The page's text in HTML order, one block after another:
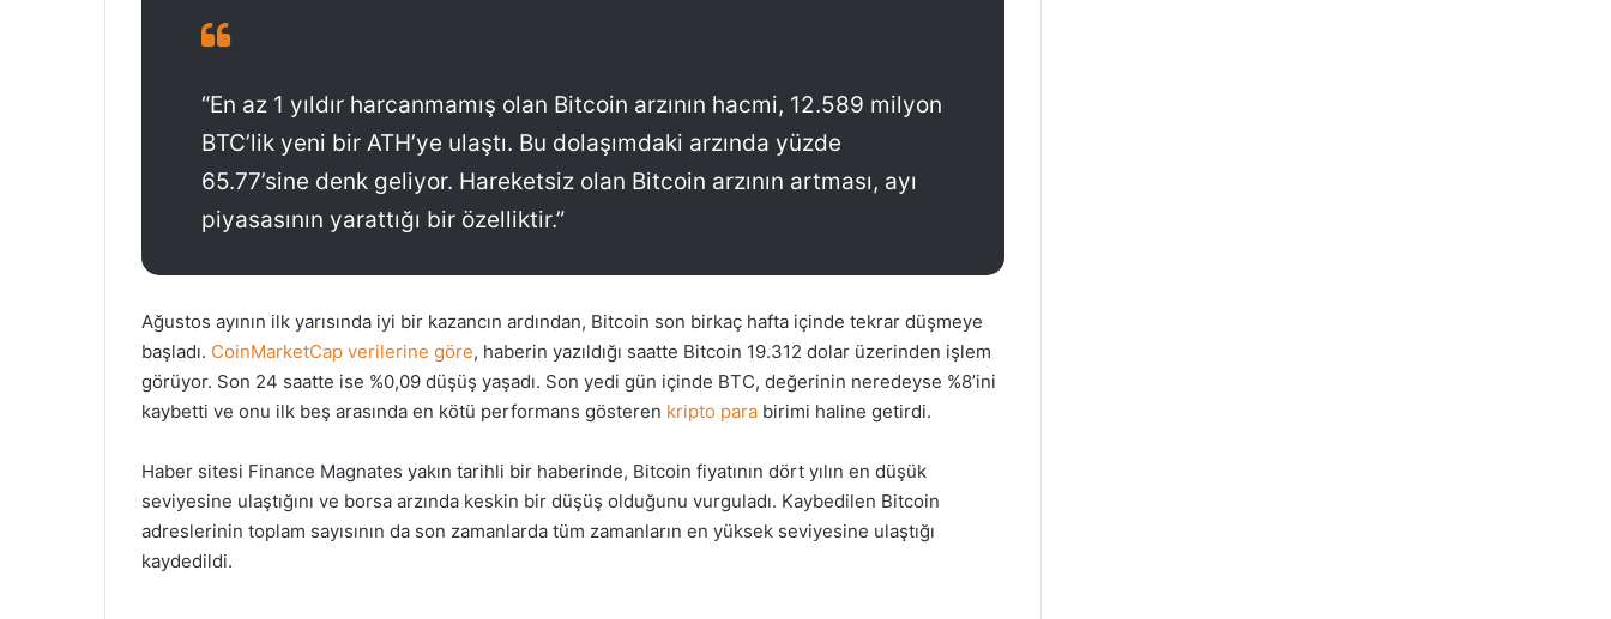
“En az 1 yıldır harcanmamış olan Bitcoin arzının hacmi, 12.589 milyon
BTC’lik yeni bir ATH’ye ulaştı. Bu dolaşımdaki arzında yüzde
65.77’sine denk geliyor. Hareketsiz olan Bitcoin arzının artması, ayı
piyasasının yarattığı bir özelliktir.”
Ağustos ayının ilk yarısında iyi bir kazancın ardından, Bitcoin son birkaç hafta içinde tekrar düşmeye
başladı. CoinMarketCap verilerine göre, haberin yazıldığı saatte Bitcoin 19.312 dolar üzerinden işlem
görüyor. Son 24 saatte ise %0,09 düşüş yaşadı. Son yedi gün içinde BTC, değerinin neredeyse %8’ini
kaybetti ve onu ilk beş arasında en kötü performans gösteren kripto para birimi haline getirdi.
Haber sitesi Finance Magnates yakın tarihli bir haberinde, Bitcoin fiyatının dört yılın en düşük
seviyesine ulaştığını ve borsa arzında keskin bir düşüş olduğunu vurguladı. Kaybedilen Bitcoin
adreslerinin toplam sayısının da son zamanlarda tüm zamanların en yüksek seviyesine ulaştığı
kaydedildi.